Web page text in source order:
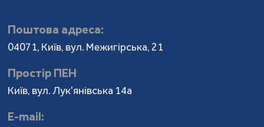
Поштова адреса:
04071, Київ, вул. Межигірська, 21
Простір ПЕН
Київ, вул. Лук'янівська 14а
Е-mail: